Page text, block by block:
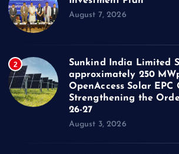
August 7, 2026
2
Sunkind India Limited
approximately 250
OpenAccess Solar EPC
Strengthening the
26-27
August 3, 2026